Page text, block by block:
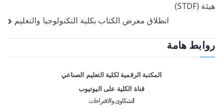
هيئة (STDF)
انطلاق معرض الكتاب بكلية التكنولوجيا والتعليم
روابط هامة
المكتبة الرقمية لكلية التعليم الصناعي
قناة الكلية على اليوتيوب
الشكاوى والاقتراحات